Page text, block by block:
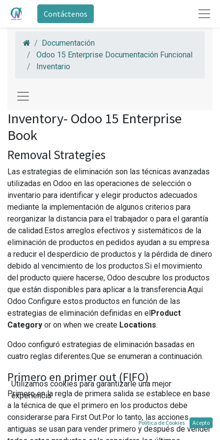
Contáctenos
Documentación
Odoo 15 Enterprise Documentación Funcional
Inventario
Inventory- Odoo 15 Enterprise
Book
Removal Strategies
Las estrategias de eliminación son las técnicas avanzadas
utilizadas en Odoo en las operaciones de selección o
inventario para identificar y elegir productos adecuados
mediante la implementación de algunos criterios para
reorganizar la distancia para el trabajador o para el garantía
de calidad.Estos arreglos efectivos y sistemáticos de la
eliminación de productos en pedidos ayudan a su empresa
a reducir el desperdicio de productos y la pérdida de dinero
debido al vencimiento de los productos.Si el movimiento
del producto quiere hacerse, Odoo descubre los productos
que están disponibles para aplicar a la transferencia.Aquí
Odoo Configure estos productos en función de las
estrategias de eliminación definidas en elProduct
Category or on when we create Locations.
Odoo configuró estrategias de eliminación basadas en
cuatro reglas diferentes.Que se enumeran a continuación.
Primero en primer out (FIFO)
Primero en la regla de primera salida se establece en base
a la técnica de que el primero en los productos debe
considerarse para First Out.Por lo tanto, las acciones
antiguas se usan para vender primero y después de vender
Utilizamos cookies para garantizarle una mejor
experiencia.
Política de Cookies Acepto